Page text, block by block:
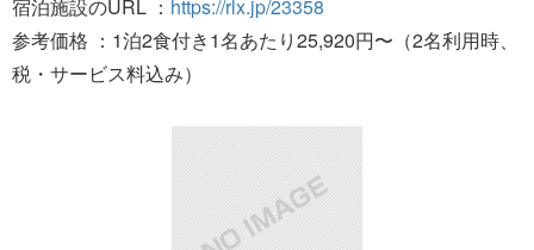
宿泊施設のURL ： https://rlx.jp/23358
参考価格 ：1泊2食付き1名あたり25,920円〜（2名利用時、
税・サービス料込み）